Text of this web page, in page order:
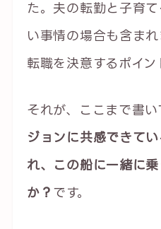
た。夫の転勤と子育
い事情の場合も含ま
転職を決意するポイン
それが、ここまで書い
ジョンに共感できて
れ、この船に一緒に
か？ です。